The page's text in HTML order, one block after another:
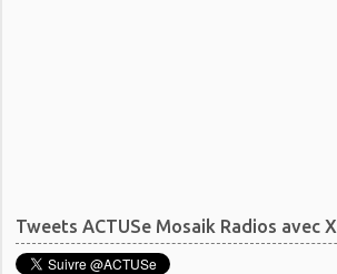
Tweets ACTUSe Mosaik Radios avec X